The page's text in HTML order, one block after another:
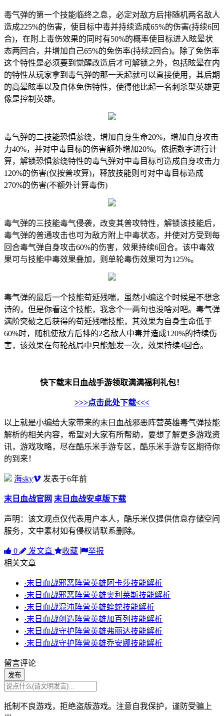
毒气弹的第一个技能临终之息，必定对敌方后排随机两名敌人
造成225%的伤害，使目标中毒并持续造成65%的伤害(持续6回
合)，在附上毒伤效果的同时有50%的概率使目标进入眩晕状
态两回合，并增加自己65%的免伤率(持续2回合)。除了免伤率
这个特性是必须要到觉醒改造后才可解锁之外，包括眩晕在内
的特性从玩家拿到毒气弹的那一天起就可以直接使用，其后期
的高晕眩率以及自体免伤特性，使得他比起一名刺杀型英雄更
像是控制英雄。
毒气弹的二技能恐惧萦绕，增加自身生命20%，增加自身攻击
力40%，并对中毒目标的伤害额外增加20%。依据数字进行计
算，解锁恐惧萦绕特性的毒气弹对中毒目标可造成自身攻击力
120%的伤害(仅按普攻算)，释放技能则可对中毒目标造成
270%的伤害(不额外计算毒伤)
毒气弹的三技能毒气侵袭，改变其普攻特性，解锁该技能后，
毒气弹的普通攻击也可为敌方附上中毒状态，并使对方受到每
回合毒气弹自身攻击60%的伤害，效果持续6回合。该中毒效
果可与技能中毒效果叠加，则单轮毒伤效果可为125%。
毒气弹的最后一个技能苟延残喘，虽然小编这个时候是不想念
诗的，但是你看这个技能，我念个一两句也没啥对吧。毒气弹
满阶突破之后获得的苟延残喘技能，其效果为自身生命低于
60%时，随机使敌方后排的2名敌人中毒并造成120%的持续伤
害，该效果在每轮战局中只能触发一次，效果持续4回合。
快下载末日血战手游领取满满福利礼包！
>>>点击此处下载<<<
以上就是小编给大家带来的末日血战邪恶阵营英雄毒气弹技能
解析的相关内容，希望对大家有所帮助，要想了解更多游戏资
讯，游戏攻略，尽在酷乐米手游专区，酷乐米手游专区期待你
的到来！
海sky 发表于6年前
末日血战官网 末日血战安卓版下载
声明：该文观点仅代表用户本人，酷乐米仅提供信息存储空间
服务，文中素材如有侵权请联系删除。
0 发文章 收藏
举报
相关文章
·末日血战邪恶阵营英雄阿卡莎技能解析
·末日血战邪恶阵营英雄奥利莱斯技能解析
·末日血战混沌阵营英雄蝰蛇技能解析
·末日血战创造阵营英雄加百列技能解析
·末日血战守护阵营英雄弗丽达技能解析
·末日血战守护阵营英雄乔安娜技能解析
留言评论
发布
抵制不良游戏，拒绝盗版游戏。注意自我保护，谨防受骗上